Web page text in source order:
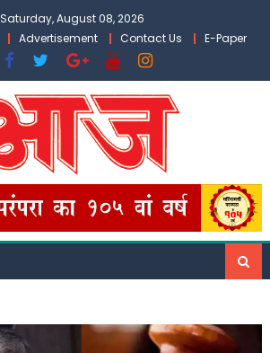
Saturday, August 08, 2026
Advertisement Contact Us E-Paper